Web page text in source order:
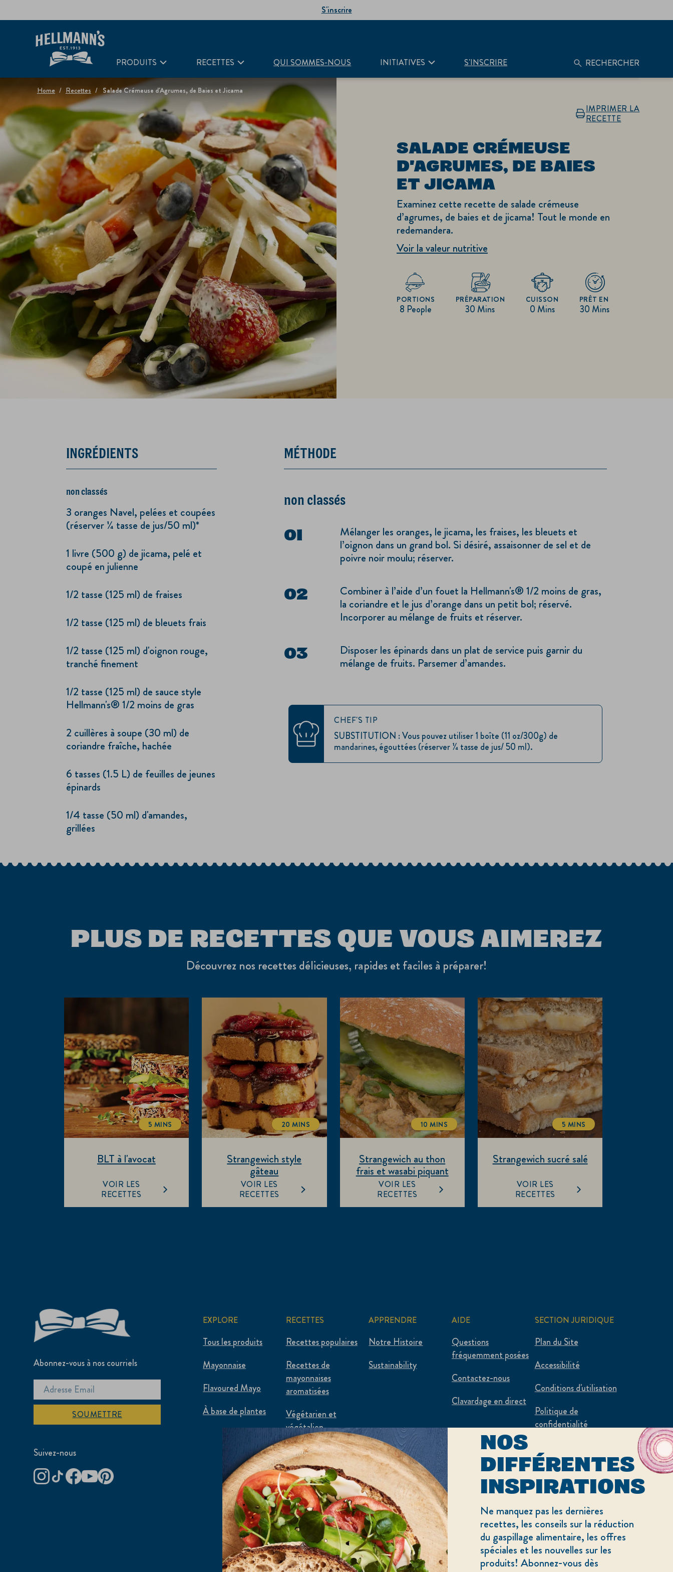
S'inscrire
PRODUITS RECETTES QUI SOMMES-NOUS INITIATIVES S'INSCRIRE RECHERCHER
Home Recettes Salade Crémeuse d'Agrumes, de Baies et Jicama
IMPRIMER LA
RECETTE
SALADE CRÉMEUSE
D'AGRUMES, DE BAIES
ET JICAMA
Examinez cette recette de salade crémeuse
d’agrumes, de baies et de jicama! Tout le monde en
redemandera.
Voir la valeur nutritive
8 People
PORTIONS
30 Mins
PRÉPARATION
0 Mins
CUISSON
30 Mins
PRÊT EN
INGRÉDIENTS
non classés
3 oranges Navel, pelées et coupées
(réserver ¼ tasse de jus/50 ml)*
1 livre (500 g) de jicama, pelé et
coupé en julienne
1/2 tasse (125 ml) de fraises
1/2 tasse (125 ml) de bleuets frais
1/2 tasse (125 ml) d'oignon rouge,
tranché finement
1/2 tasse (125 ml) de sauce style
Hellmann's® 1/2 moins de gras
2 cuillères à soupe (30 ml) de
coriandre fraîche, hachée
6 tasses (1.5 L) de feuilles de jeunes
épinards
1/4 tasse (50 ml) d'amandes,
grillées
MÉTHODE
non classés
Mélanger les oranges, le jicama, les fraises, les bleuets et
l’oignon dans un grand bol. Si désiré, assaisonner de sel et de
poivre noir moulu; réserver.
Combiner à l’aide d’un fouet la Hellmann's® 1/2 moins de gras,
la coriandre et le jus d’orange dans un petit bol; réservé.
Incorporer au mélange de fruits et réserver.
Disposer les épinards dans un plat de service puis garnir du
mélange de fruits. Parsemer d’amandes.
CHEF'S TIP
SUBSTITUTION : Vous pouvez utiliser 1 boîte (11 oz/300g) de
mandarines, égouttées (réserver ¼ tasse de jus/ 50 ml).
PLUS DE RECETTES QUE VOUS AIMEREZ
Découvrez nos recettes délicieuses, rapides et faciles à préparer!
BLT à l'avocat
TOTALTIME
5 MINS
VOIR LES
RECETTES
Strangewich style
gâteau
TOTALTIME
20 MINS
VOIR LES
RECETTES
Strangewich au thon
frais et wasabi piquant
TOTALTIME
10 MINS
VOIR LES
RECETTES
Strangewich sucré salé
TOTALTIME
5 MINS
VOIR LES
RECETTES
Abonnez-vous à nos courriels
SOUMETTRE
Suivez-nous
EXPLORE
Tous les produits
Mayonnaise
Flavoured Mayo
À base de plantes
RECETTES
Recettes populaires
Recettes de
mayonnaises
aromatisées
Végétarien et
végétalien
Astuces pour réduire
le gaspillage
alimentaire
Flexi-recettes
APPRENDRE
Notre Histoire
Sustainability
AIDE
Questions
fréquemment posées
Contactez-nous
Clavardage en direct
SECTION JURIDIQUE
Plan du Site
Accessibilité
Conditions d'utilisation
Politique de
confidentialité
cookies
Merci de ne pas
revendre mes
informations
Adchoices - Do not sell or Share
DÉCOUVREZ
NOS
DIFFÉRENTES
INSPIRATIONS
Ne manquez pas les dernières
recettes, les conseils sur la réduction
du gaspillage alimentaire, les offres
spéciales et les nouvelles sur les
produits! Abonnez-vous dès